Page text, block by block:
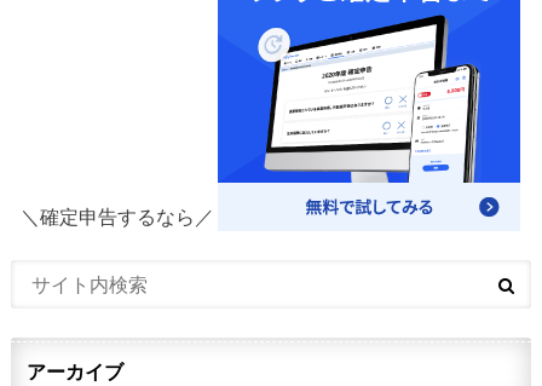
＼確定申告するなら／
アーカイブ